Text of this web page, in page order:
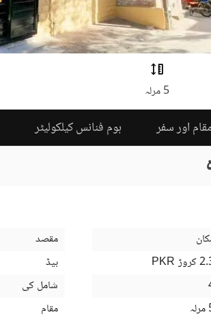
5 مرلہ
اور سفر ہوم فنانس کیلکولیٹر
PKR
مقصد
بیڈ
شامل کی
مقام